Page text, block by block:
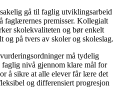
gå til faglig utviklingsarbeid
faglærernes premisser. Kollegialt
skolekvaliteten og bør enkelt
og på tvers av skoler og skoleslag.
må tydelig
nivå gjennom klare mål for
å sikre at alle elever får lære det
og differensiert progresjon